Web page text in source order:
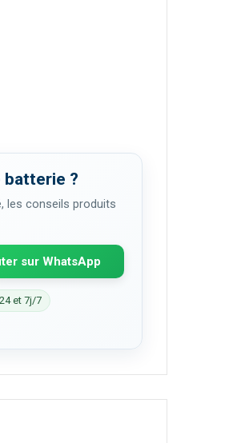
batterie ?
les conseils produits
sur WhatsApp
et 7j/7